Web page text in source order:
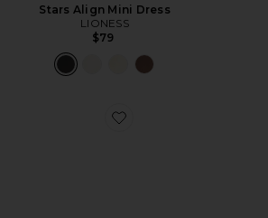
Stars Align Mini Dress
LIONESS
$79
Favorite Cloudnova 2 Sneaker